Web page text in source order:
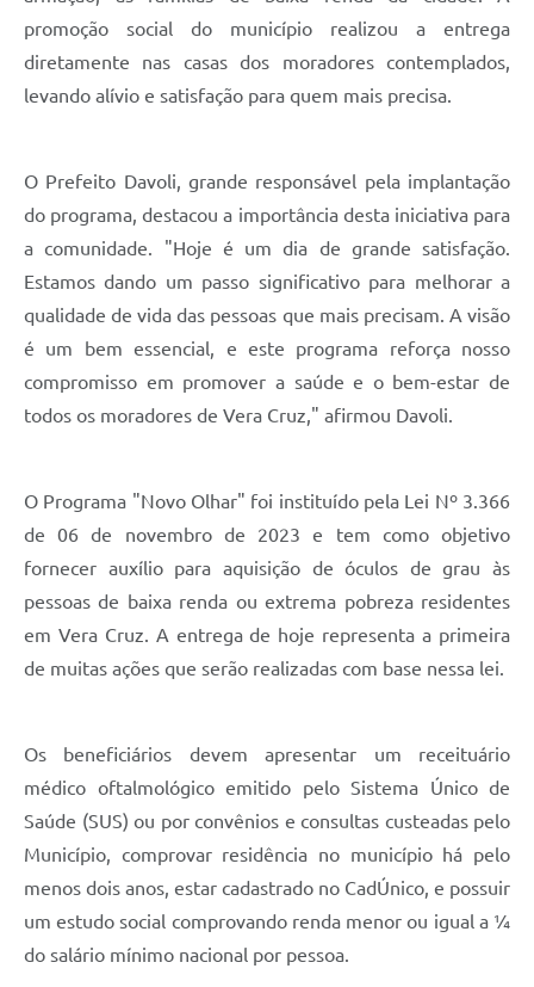
promoção social do município realizou a entrega
diretamente nas casas dos moradores contemplados,
levando alívio e satisfação para quem mais precisa.
O Prefeito Davoli, grande responsável pela implantação
do programa, destacou a importância desta iniciativa para
a comunidade. "Hoje é um dia de grande satisfação.
Estamos dando um passo significativo para melhorar a
qualidade de vida das pessoas que mais precisam. A visão
é um bem essencial, e este programa reforça nosso
compromisso em promover a saúde e o bem-estar de
todos os moradores de Vera Cruz," afirmou Davoli.
O Programa "Novo Olhar" foi instituído pela Lei Nº 3.366
de 06 de novembro de 2023 e tem como objetivo
fornecer auxílio para aquisição de óculos de grau às
pessoas de baixa renda ou extrema pobreza residentes
em Vera Cruz. A entrega de hoje representa a primeira
de muitas ações que serão realizadas com base nessa lei.
Os beneficiários devem apresentar um receituário
médico oftalmológico emitido pelo Sistema Único de
Saúde (SUS) ou por convênios e consultas custeadas pelo
Município, comprovar residência no município há pelo
menos dois anos, estar cadastrado no CadÚnico, e possuir
um estudo social comprovando renda menor ou igual a ¼
do salário mínimo nacional por pessoa.